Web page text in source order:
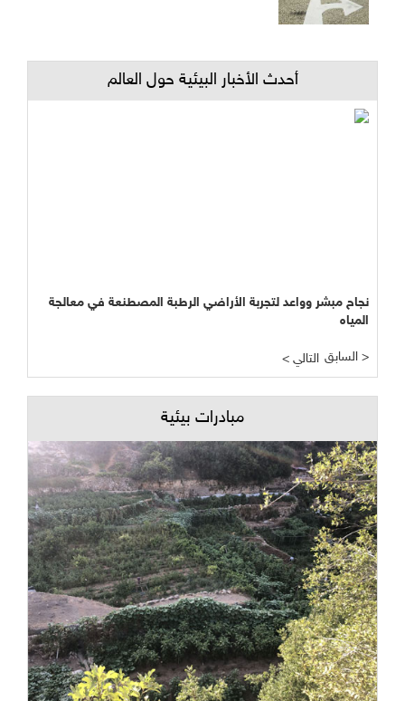
أحدث الأخبار البيئية حول العالم
نجاح مبشر وواعد لتجربة الأراضي الرطبة المصطنعة في معالجة
المياه
< التالي السابق >
مبادرات بيئية